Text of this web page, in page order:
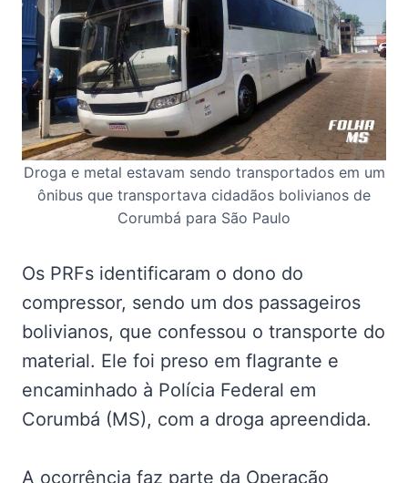
Droga e metal estavam sendo transportados em um
ônibus que transportava cidadãos bolivianos de
Corumbá para São Paulo
Os PRFs identificaram o dono do
compressor, sendo um dos passageiros
bolivianos, que confessou o transporte do
material. Ele foi preso em flagrante e
encaminhado à Polícia Federal em
Corumbá (MS), com a droga apreendida.
A ocorrência faz parte da Operação